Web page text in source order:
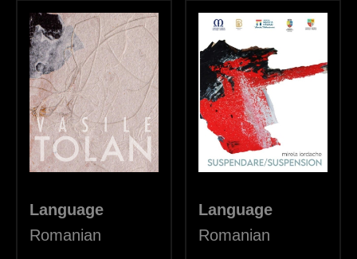
Language
Romanian
Language
Romanian